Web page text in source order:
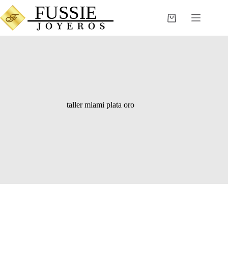
Saltar
al
contenido
Carro
taller miami plata oro